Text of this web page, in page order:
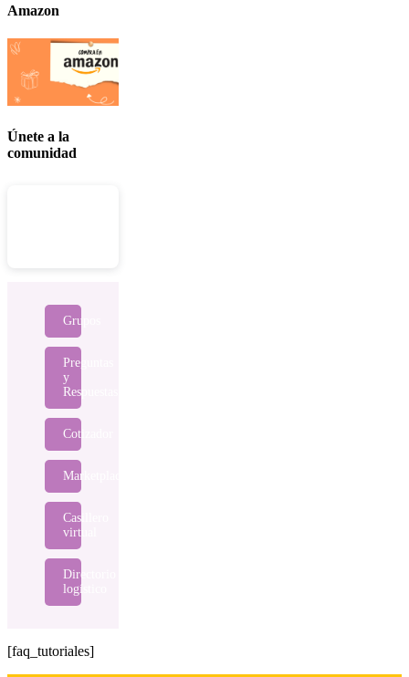
Amazon
Únete a la
comunidad
Grupos
Preguntas
y
Respuestas
Cotizador
Marketplace
Casillero
virtual
Directorio
logístico
[faq_tutoriales]